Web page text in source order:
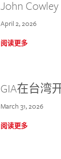
John
April 2, 2026
阅读更多
GIA在台湾
March 31, 2026
阅读更多